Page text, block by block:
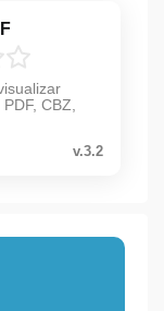
CBZ,
v.3.2